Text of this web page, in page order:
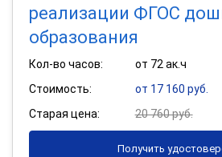
реализации ФГОС
образования
Кол-во часов:
от 72 ак.ч
Стоимость:
от 17 160 руб.
Старая цена:
20 760 руб.
Получить